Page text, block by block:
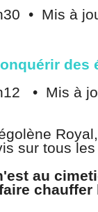
• Mis à
des
• Mis à
sur tous
au